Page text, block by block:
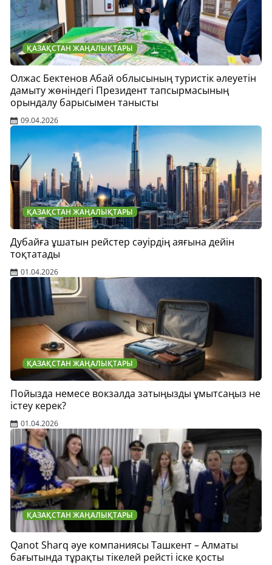
ҚАЗАҚСТАН ЖАҢАЛЫҚТАРЫ
Олжас Бектенов Абай облысының туристік әлеуетін
дамыту жөніндегі Президент тапсырмасының
орындалу барысымен танысты
09.04.2026
ҚАЗАҚСТАН ЖАҢАЛЫҚТАРЫ
Дубайға ұшатын рейстер сәуірдің аяғына дейін
тоқтатады
01.04.2026
ҚАЗАҚСТАН ЖАҢАЛЫҚТАРЫ
Пойызда немесе вокзалда затыңызды ұмытсаңыз не
істеу керек?
01.04.2026
ҚАЗАҚСТАН ЖАҢАЛЫҚТАРЫ
Qanot Sharq әуе компаниясы Ташкент – Алматы
бағытында тұрақты тікелей рейсті іске қосты